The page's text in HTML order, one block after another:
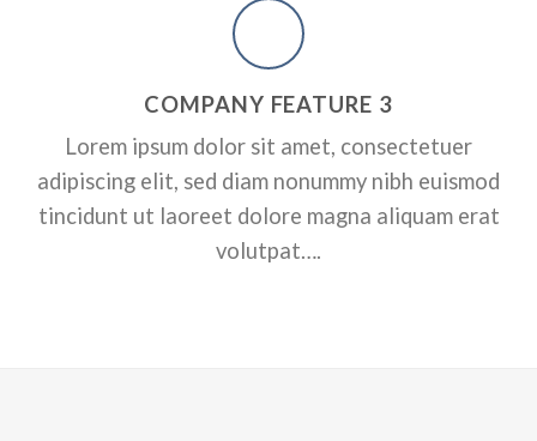
COMPANY FEATURE 3
Lorem ipsum dolor sit amet, consectetuer
adipiscing elit, sed diam nonummy nibh euismod
tincidunt ut laoreet dolore magna aliquam erat
volutpat….